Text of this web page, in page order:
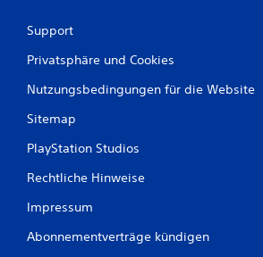
Support
Privatsphäre und Cookies
Nutzungsbedingungen für die Website
Sitemap
PlayStation Studios
Rechtliche Hinweise
Impressum
Abonnementverträge kündigen